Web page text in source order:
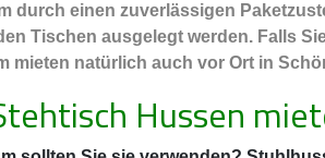
durch einen zuverlässigen
Tischen ausgelegt werden. Falls
mieten natürlich auch vor Ort in
Hussen